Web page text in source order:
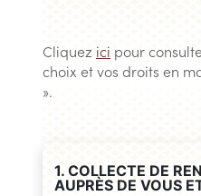
Cliquez ici pour
choix et vos droits en
».
1. COLLECTE DE
AUPRÈS DE VOUS